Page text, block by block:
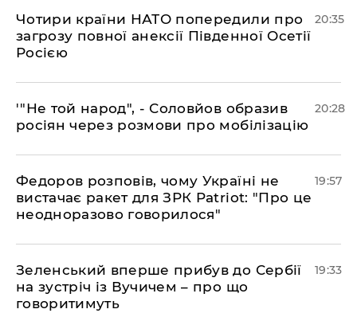
​Чотири країни НАТО попередили про
загрозу повної анексії Південної Осетії
Росією
20:35
​'"Не той народ", - Соловйов образив
росіян через розмови про мобілізацію
20:28
​Федоров розповів, чому Україні не
вистачає ракет для ЗРК Patriot: "Про це
неодноразово говорилося"
19:57
​Зеленський вперше прибув до Сербії
на зустріч із Вучичем – про що
говоритимуть
19:33